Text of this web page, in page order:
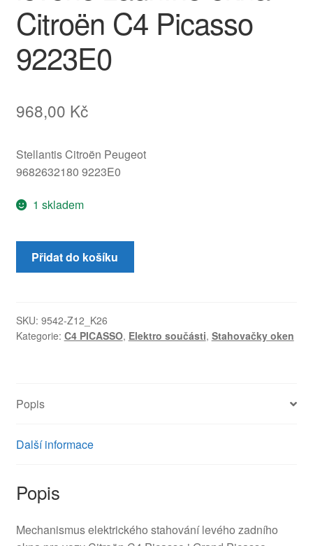
Citroën C4 Picasso
9223E0
968,00 Kč
Stellantis Citroën Peugeot
9682632180 9223E0
1 skladem
Mechanismus
elektrického
zadního
okna
9223E0
Přidat do košíku
SKU: 9542-Z12_K26
Kategorie: C4 PICASSO, Elektro součásti, Stahovačky oken
Popis
Další informace
Popis
Mechanismus elektrického stahování levého zadního